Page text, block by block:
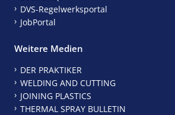
DVS-Regelwerksportal
JobPortal
Weitere Medien
DER PRAKTIKER
WELDING AND CUTTING
JOINING PLASTICS
THERMAL SPRAY BULLETIN